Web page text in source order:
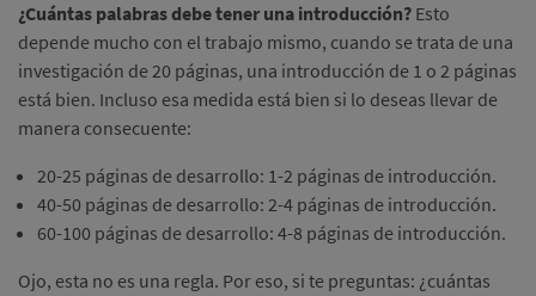
¿Cuántas palabras debe tener una introducción? Esto
depende mucho con el trabajo mismo, cuando se trata de una
investigación de 20 páginas, una introducción de 1 o 2 páginas
está bien. Incluso esa medida está bien si lo deseas llevar de
manera consecuente:
20-25 páginas de desarrollo: 1-2 páginas de introducción.
40-50 páginas de desarrollo: 2-4 páginas de introducción.
60-100 páginas de desarrollo: 4-8 páginas de introducción.
Ojo, esta no es una regla. Por eso, si te preguntas: ¿cuántas